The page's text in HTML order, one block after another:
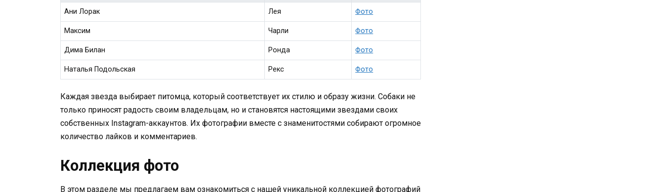
Ани Лорак Лея Фото
Максим Чарли Фото
Дима Билан Ронда Фото
Наталья Подольская Рекс Фото
Каждая звезда выбирает питомца, который соответствует их стилю и образу жизни. Собаки не
только приносят радость своим владельцам, но и становятся настоящими звездами своих
собственных Instagram-аккаунтов. Их фотографии вместе с знаменитостями собирают огромное
количество лайков и комментариев.
Коллекция фото
В этом разделе мы предлагаем вам ознакомиться с нашей уникальной коллекцией фотографий